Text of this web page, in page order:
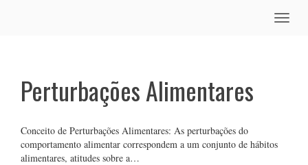
Toggle
Perturbações Alimentares
Conceito de Perturbações Alimentares: As perturbações do
comportamento alimentar correspondem a um conjunto de hábitos
alimentares, atitudes sobre a…